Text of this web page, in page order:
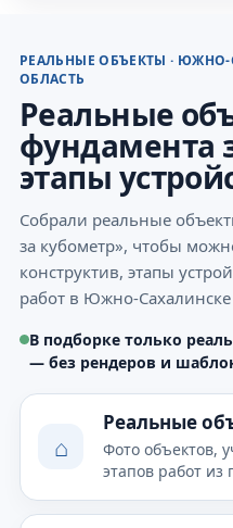
РЕАЛЬНЫЕ ОБЪЕКТЫ ·
ОБЛАСТЬ
Реальные
фундамента
этапы
Собрали реальные
за кубометр», чтобы
конструктив, этапы
работ в Южно-
В подборке только
— без рендеров и
⌂
Реальные
Фото объектов,
этапов работ из